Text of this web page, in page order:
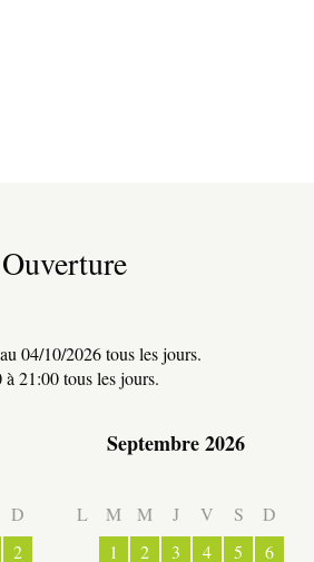
Ouverture
04/10/2026 tous les jours.
à 21:00 tous les jours.
D
2
Septembre 2026
L M M J V S
D
1
2 3 4 5 6